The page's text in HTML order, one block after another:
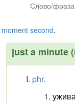
Слово/фраза
moment second.
just a minute
phr.